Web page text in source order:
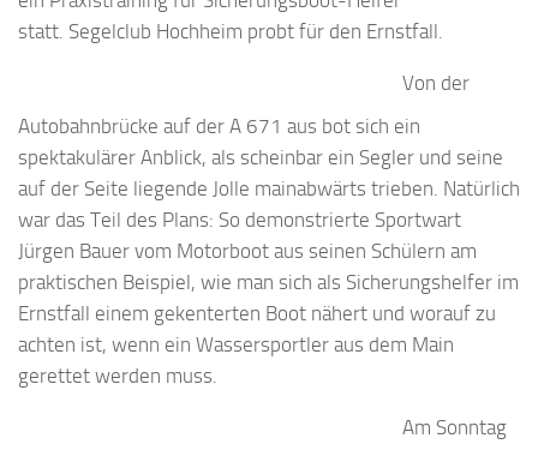
statt. Segelclub Hochheim probt für den Ernstfall.
Von der
Autobahnbrücke auf der A 671 aus bot sich ein
spektakulärer Anblick, als scheinbar ein Segler und seine
auf der Seite liegende Jolle mainabwärts trieben. Natürlich
war das Teil des Plans: So demonstrierte Sportwart
Jürgen Bauer vom Motorboot aus seinen Schülern am
praktischen Beispiel, wie man sich als Sicherungshelfer im
Ernstfall einem gekenterten Boot nähert und worauf zu
achten ist, wenn ein Wassersportler aus dem Main
gerettet werden muss.
Am Sonntag